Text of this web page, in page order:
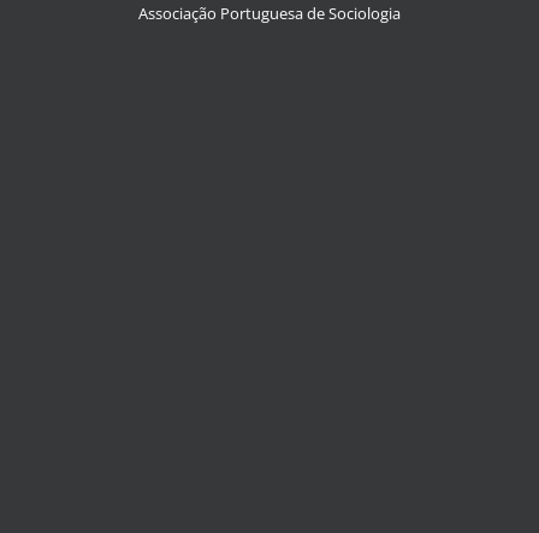
Associação Portuguesa de Sociologia